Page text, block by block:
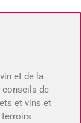
et de la
conseils de
et vins et
terroirs